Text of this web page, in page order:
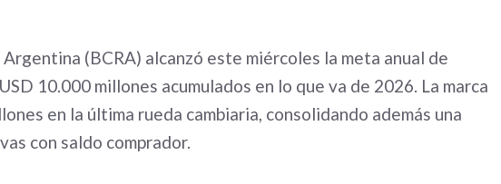
(BCRA) alcanzó este miércoles la meta anual de
10.000 millones acumulados en lo que va de 2026. La marca
en la última rueda cambiaria, consolidando además una
con saldo comprador.